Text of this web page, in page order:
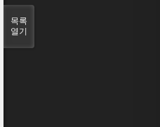
목록
열기